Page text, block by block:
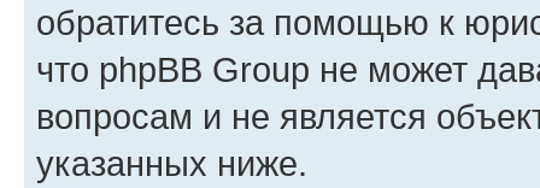
обратитесь за помощью к
что phpBB Group не может
вопросам и не является
указанных ниже.